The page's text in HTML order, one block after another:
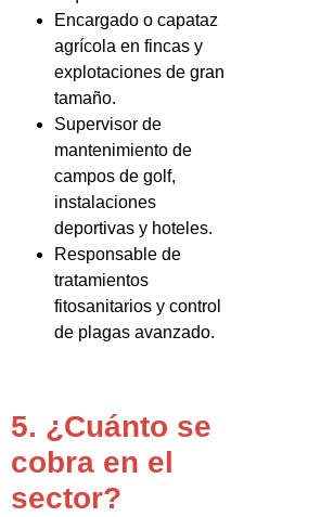
Encargado o capataz
agrícola en fincas y
explotaciones de gran
tamaño.
Supervisor de
mantenimiento de
campos de golf,
instalaciones
deportivas y hoteles.
Responsable de
tratamientos
fitosanitarios y control
de plagas avanzado.
5. ¿Cuánto se
cobra en el
sector?